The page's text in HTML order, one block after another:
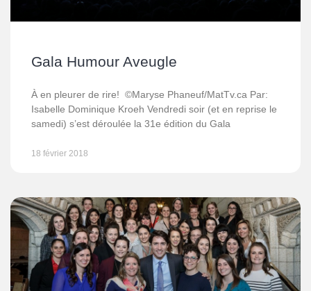
Gala Humour Aveugle
À en pleurer de rire! ©Maryse Phaneuf/MatTv.ca Par:
Isabelle Dominique Kroeh Vendredi soir (et en reprise le
samedi) s’est déroulée la 31e édition du Gala
18 février 2018